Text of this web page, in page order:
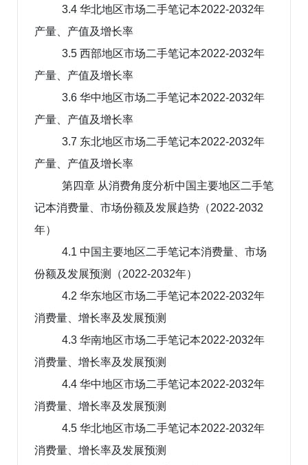
3.4 华北地区市场二手笔记本2022-2032年
产量、产值及增长率
3.5 西部地区市场二手笔记本2022-2032年
产量、产值及增长率
3.6 华中地区市场二手笔记本2022-2032年
产量、产值及增长率
3.7 东北地区市场二手笔记本2022-2032年
产量、产值及增长率
第四章 从消费角度分析中国主要地区二手笔
记本消费量、市场份额及发展趋势（2022-2032
年）
4.1 中国主要地区二手笔记本消费量、市场
份额及发展预测（2022-2032年）
4.2 华东地区市场二手笔记本2022-2032年
消费量、增长率及发展预测
4.3 华南地区市场二手笔记本2022-2032年
消费量、增长率及发展预测
4.4 华中地区市场二手笔记本2022-2032年
消费量、增长率及发展预测
4.5 华北地区市场二手笔记本2022-2032年
消费量、增长率及发展预测